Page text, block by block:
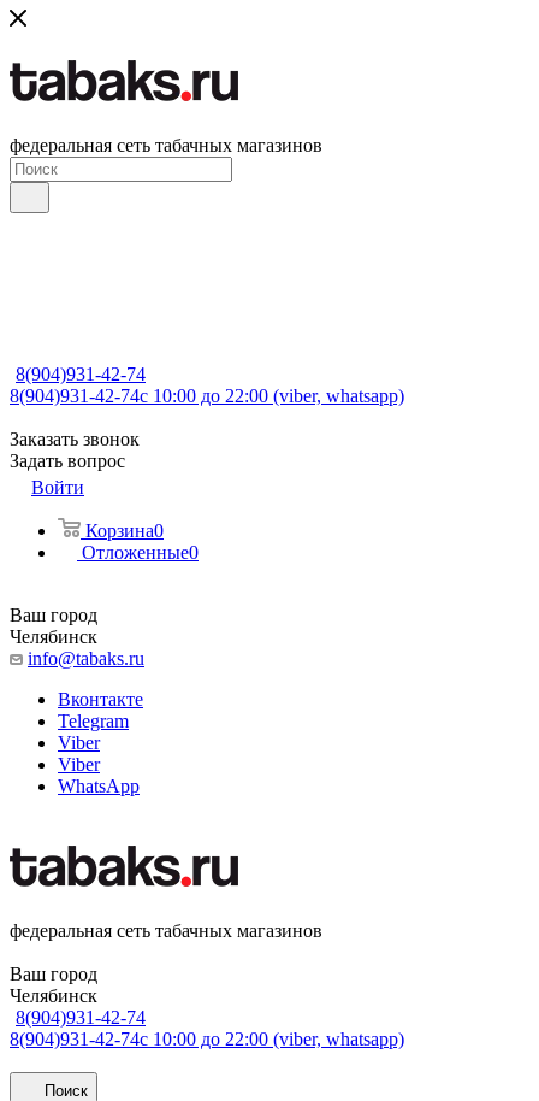
федеральная сеть табачных магазинов
8(904)931-42-74
8(904)931-42-74с 10:00 до 22:00 (viber, whatsapp)
Заказать звонок
Задать вопрос
Войти
Корзина0
Отложенные0
Ваш город
Челябинск
info@tabaks.ru
Вконтакте
Telegram
Viber
Viber
WhatsApp
федеральная сеть табачных магазинов
Ваш город
Челябинск
8(904)931-42-74
8(904)931-42-74с 10:00 до 22:00 (viber, whatsapp)
Поиск